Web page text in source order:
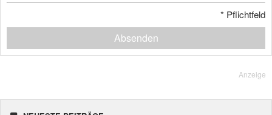
* Pflichtfeld
Absenden
Anzeige